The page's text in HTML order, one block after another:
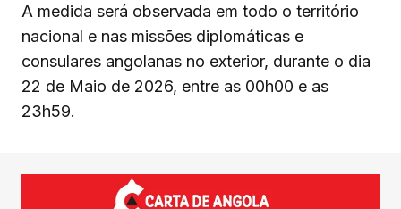
A medida será observada em todo o território
nacional e nas missões diplomáticas e
consulares angolanas no exterior, durante o dia
22 de Maio de 2026, entre as 00h00 e as
23h59.